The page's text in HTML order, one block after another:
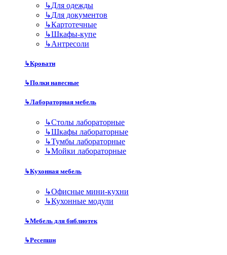
↳Для одежды
↳Для документов
↳Картотечные
↳Шкафы-купе
↳Антресоли
↳Кровати
↳Полки навесные
↳Лабораторная мебель
↳Столы лабораторные
↳Шкафы лабораторные
↳Тумбы лабораторные
↳Мойки лабораторные
↳Кухонная мебель
↳Офисные мини-кухни
↳Кухонные модули
↳Мебель для библиотек
↳Ресепшн